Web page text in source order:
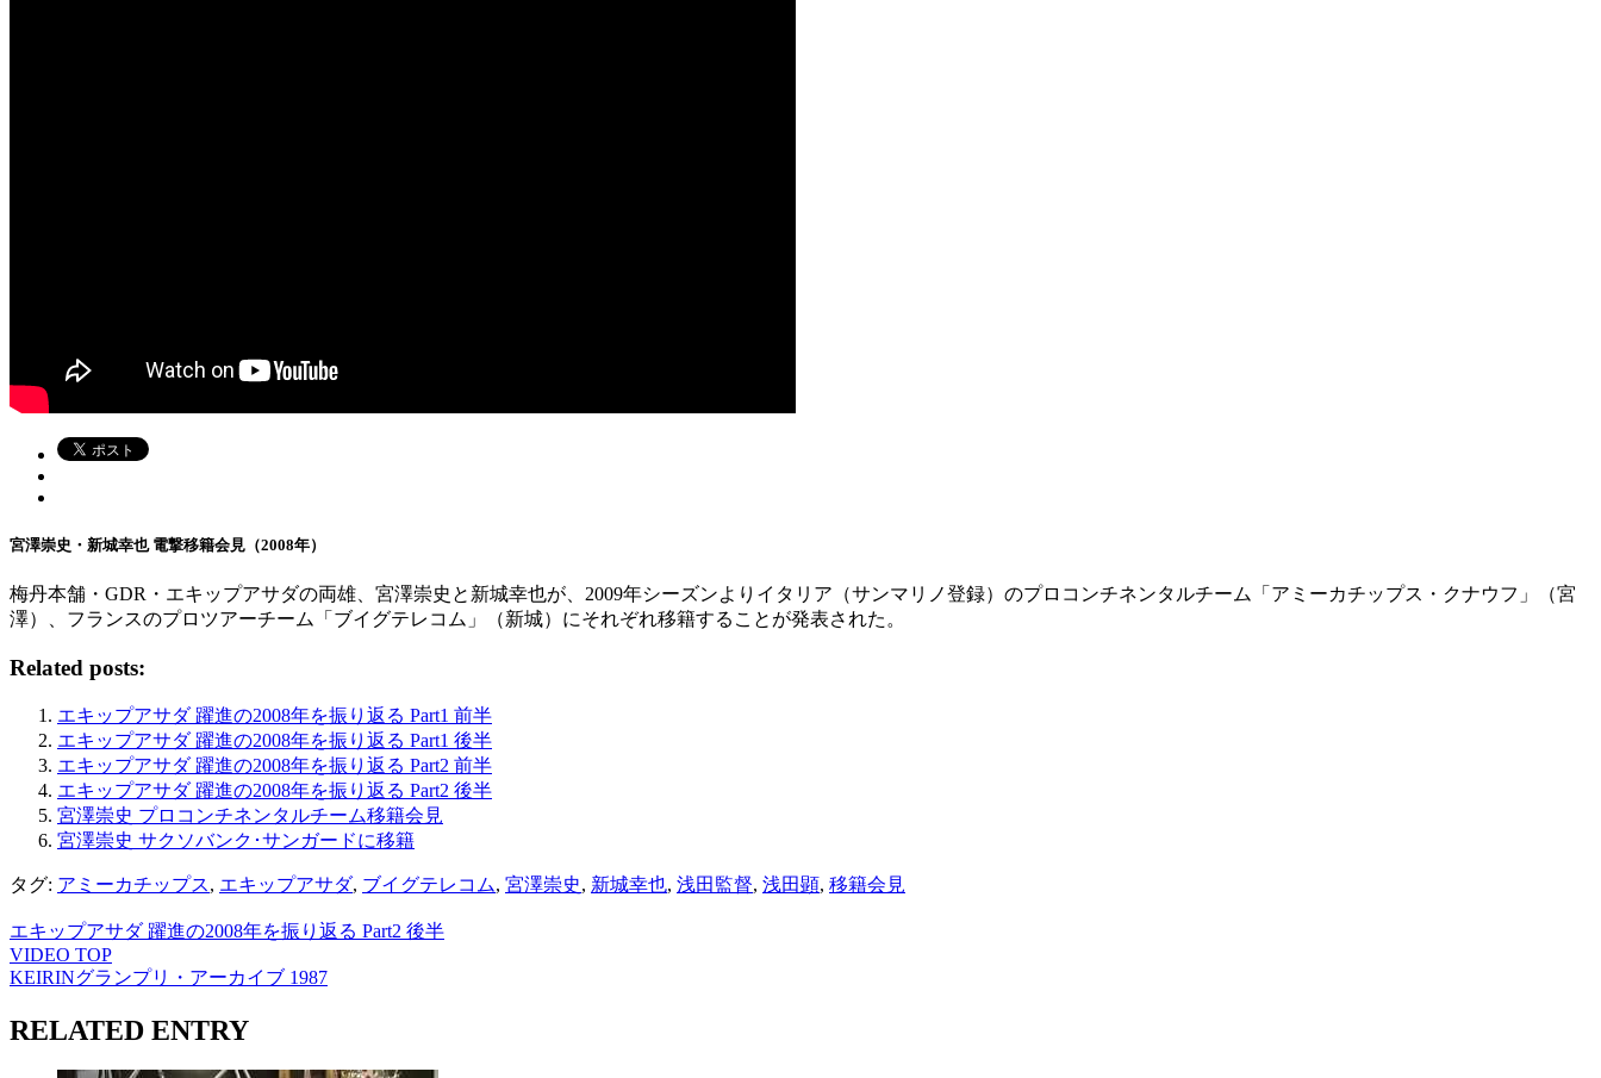
宮澤崇史・新城幸也 電撃移籍会見（2008年）
梅丹本舗・GDR・エキップアサダの両雄、宮澤崇史と新城幸也が、2009年シーズンよりイタリア（サンマリノ登録）のプロコンチネンタルチーム「アミーカチップス・クナウフ」（宮
澤）、フランスのプロツアーチーム「ブイグテレコム」（新城）にそれぞれ移籍することが発表された。
Related posts:
エキップアサダ 躍進の2008年を振り返る Part1 前半
エキップアサダ 躍進の2008年を振り返る Part1 後半
エキップアサダ 躍進の2008年を振り返る Part2 前半
エキップアサダ 躍進の2008年を振り返る Part2 後半
宮澤崇史 プロコンチネンタルチーム移籍会見
宮澤崇史 サクソバンク･サンガードに移籍
タグ: アミーカチップス, エキップアサダ, ブイグテレコム, 宮澤崇史, 新城幸也, 浅田監督, 浅田顕, 移籍会見
エキップアサダ 躍進の2008年を振り返る Part2 後半
VIDEO TOP
KEIRINグランプリ・アーカイブ 1987
RELATED ENTRY